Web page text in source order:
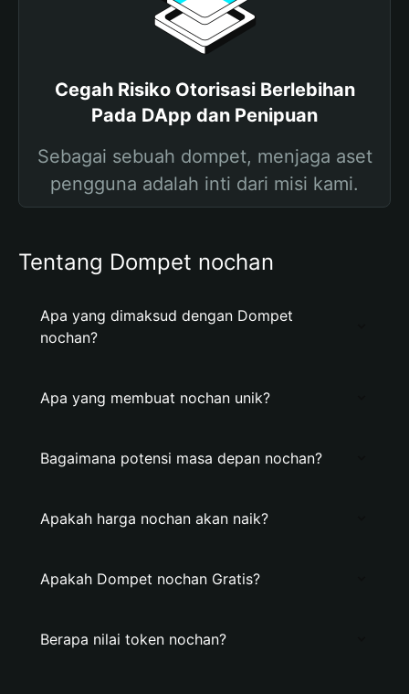
Cegah Risiko Otorisasi Berlebihan
Pada DApp dan Penipuan
Sebagai sebuah dompet, menjaga aset
pengguna adalah inti dari misi kami.
Tentang Dompet nochan
Apa yang dimaksud dengan Dompet
nochan?
Apa yang membuat nochan unik?
Bagaimana potensi masa depan nochan?
Apakah harga nochan akan naik?
Apakah Dompet nochan Gratis?
Berapa nilai token nochan?